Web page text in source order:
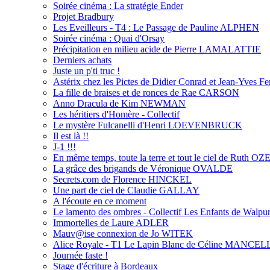
Soirée cinéma : La stratégie Ender
Projet Bradbury
Les Eveilleurs - T4 : Le Passage de Pauline ALPHEN
Soirée cinéma : Quai d'Orsay
Précipitation en milieu acide de Pierre LAMALATTIE
Derniers achats
Juste un p'ti truc !
Astérix chez les Pictes de Didier Conrad et Jean-Yves
La fille de braises et de ronces de Rae CARSON
Anno Dracula de Kim NEWMAN
Les héritiers d'Homère - Collectif
Le mystère Fulcanelli d'Henri LOEVENBRUCK
Il est là !!
J-1 !!!
En même temps, toute la terre et tout le ciel de Ruth
La grâce des brigands de Véronique OVALDE
Secrets.com de Florence HINCKEL
Une part de ciel de Claudie GALLAY
A l'écoute en ce moment
Le lamento des ombres - Collectif Les Enfants de
Immortelles de Laure ADLER
Mauv@ise connexion de Jo WITEK
Alice Royale - T1 Le Lapin Blanc de Céline
Journée faste !
Stage d'écriture à Bordeaux